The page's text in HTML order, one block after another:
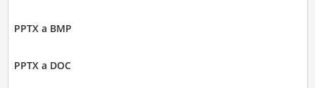
PPTX a BMP
PPTX a DOC